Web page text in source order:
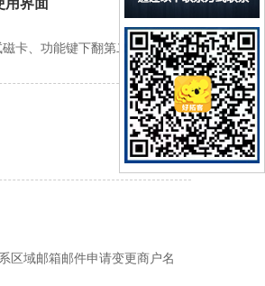
用界面
卡、功能键下翻第二页IC卡、
区域邮箱邮件申请变更商户名